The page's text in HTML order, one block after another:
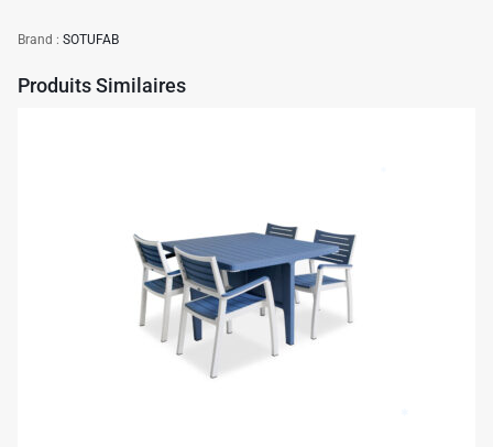
Brand : SOTUFAB
Produits Similaires